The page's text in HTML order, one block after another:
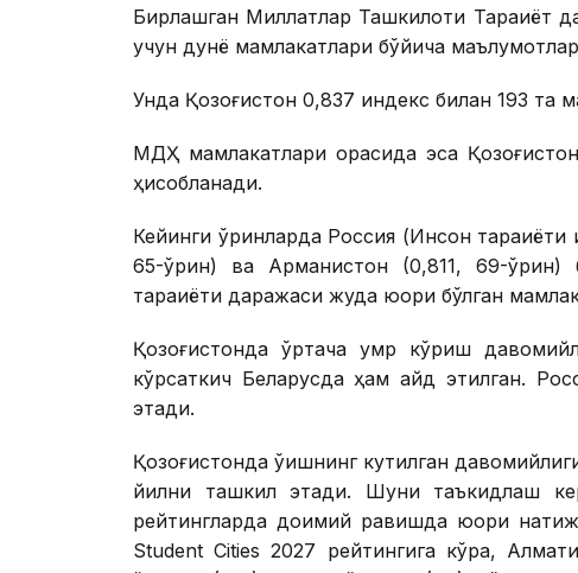
Бирлашган Миллатлар Ташкилоти Тараққиёт
учун дунё мамлакатлари бўйича
Унда Қозоғистон 0,837 индекс билан 193 та
МДҲ мамлакатлари орасида эса
ҳисобланади.
Кейинги ўринларда Россия (Инсон
65-ўрин) ва Арманистон (0,811, 69-ўрин)
тараққиёти даражаси жуда юқори бўлган
Қозоғистонда ўртача умр кўриш
кўрсаткич Беларусда ҳам қайд этилган.
этади.
Қозоғистонда ўқишнинг кутилган
йилни ташкил этади. Шуни таъкидлаш
рейтингларда доимий равишда юқори
Student Cities 2027 рейтингига кўра,